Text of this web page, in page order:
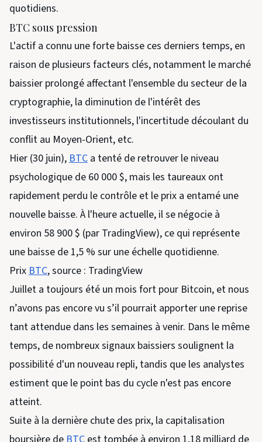
quotidiens.
BTC sous pression
L'actif a connu une forte baisse ces derniers temps, en
raison de plusieurs facteurs clés, notamment le marché
baissier prolongé affectant l'ensemble du secteur de la
cryptographie, la diminution de l'intérêt des
investisseurs institutionnels, l'incertitude découlant du
conflit au Moyen-Orient, etc.
Hier (30 juin), BTC a tenté de retrouver le niveau
psychologique de 60 000 $, mais les taureaux ont
rapidement perdu le contrôle et le prix a entamé une
nouvelle baisse. À l'heure actuelle, il se négocie à
environ 58 900 $ (par TradingView), ce qui représente
une baisse de 1,5 % sur une échelle quotidienne.
Prix ​​​​ BTC, source : TradingView
Juillet a toujours été un mois fort pour Bitcoin, et nous
n’avons pas encore vu s’il pourrait apporter une reprise
tant attendue dans les semaines à venir. Dans le même
temps, de nombreux signaux baissiers soulignent la
possibilité d'un nouveau repli, tandis que les analystes
estiment que le point bas du cycle n'est pas encore
atteint.
Suite à la dernière chute des prix, la capitalisation